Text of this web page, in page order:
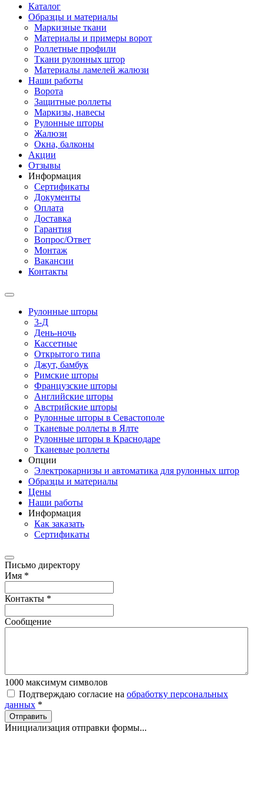
Каталог
Образцы и материалы
Маркизные ткани
Материалы и примеры ворот
Роллетные профили
Ткани рулонных штор
Материалы ламелей жалюзи
Наши работы
Ворота
Защитные роллеты
Маркизы, навесы
Рулонные шторы
Жалюзи
Окна, балконы
Акции
Отзывы
Информация
Сертификаты
Документы
Оплата
Доставка
Гарантия
Вопрос/Ответ
Монтаж
Вакансии
Контакты
Рулонные шторы
3-Д
День-ночь
Кассетные
Открытого типа
Джут, бамбук
Римские шторы
Французские шторы
Английские шторы
Австрийские шторы
Рулонные шторы в Севастополе
Тканевые роллеты в Ялте
Рулонные шторы в Краснодаре
Тканевые роллеты
Опции
Электрокарнизы и автоматика для рулонных штор
Образцы и материалы
Цены
Наши работы
Информация
Как заказать
Сертификаты
Письмо директору
Имя *
Контакты *
Сообщение
1000 максимум символов
Подтверждаю согласие на обработку персональных
данных *
Отправить
Инициализация отправки формы...